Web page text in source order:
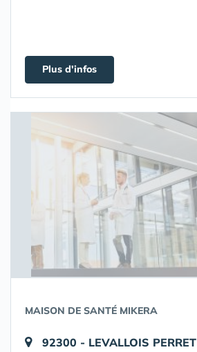
Plus d'infos
MAISON DE SANTÉ MIKERA
92300 - LEVALLOIS PERRET